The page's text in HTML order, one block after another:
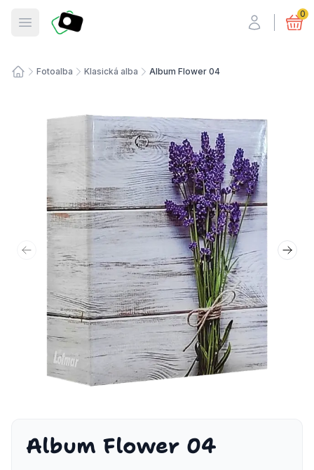
Otevřít menu
Fotosmart 0
Fotoalba Klasická alba Album Flower 04
Předchozí snímek Další
Album Flower 04